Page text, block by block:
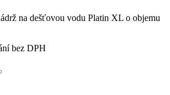
na dešťovou vodu Platin XL o objemu
bez DPH